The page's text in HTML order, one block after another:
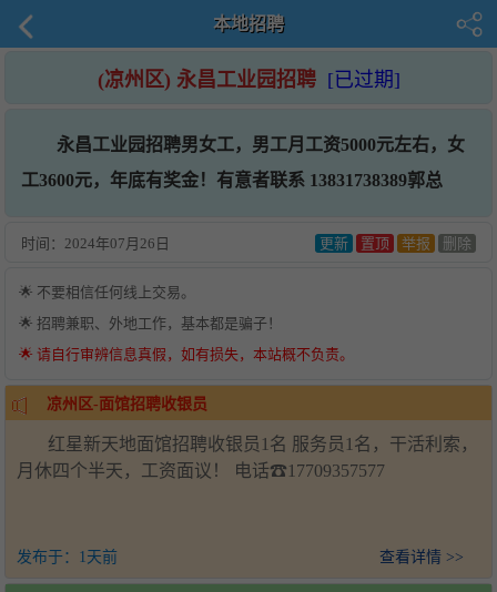
本地招聘
(凉州区) 永昌工业园招聘 [已过期]
永昌工业园招聘男女工，男工月工资5000元左右，女
工3600元，年底有奖金！有意者联系 13831738389郭总
时间： 2024年07月26日 更新 置顶 举报 删除
🌟 不要相信任何线上交易。
🌟 招聘兼职、外地工作，基本都是骗子！
🌟 请自行审辨信息真假，如有损失，本站概不负责。
凉州区-面馆招聘收银员
红星新天地面馆招聘收银员1名 服务员1名，干活利索，
月休四个半天，工资面议！ 电话☎17709357577
发布于： 1天前 查看详情 >>